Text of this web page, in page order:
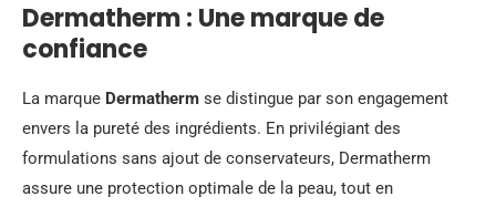
Dermatherm : Une marque de
confiance
La marque Dermatherm se distingue par son engagement
envers la pureté des ingrédients. En privilégiant des
formulations sans ajout de conservateurs, Dermatherm
assure une protection optimale de la peau, tout en